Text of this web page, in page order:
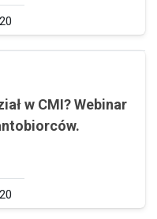
w CMI? Webinar